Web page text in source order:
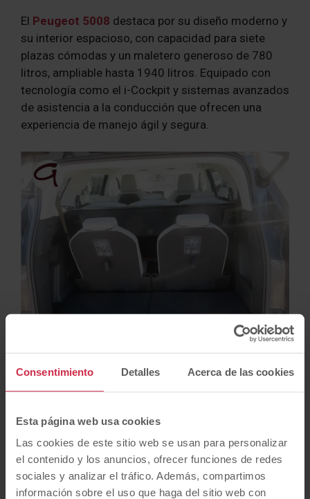
Consentimiento Detalles Acerca de las cookies
Esta página web usa cookies
Las cookies de este sitio web se usan para personalizar
el contenido y los anuncios, ofrecer funciones de redes
sociales y analizar el tráfico. Además, compartimos
información sobre el uso que haga del sitio web con
El Peugeot 5008 destaca por su diseño moderno y
su interior espacioso, con capacidad para siete
plazas cómodas y un maletero generoso de 780
litros, ampliable hasta 1940 litros. Equipado con
tecnología como el i-Cockpit y sistemas avanzados
de asistencia a la conducción que ofrecen una
experiencia de manejo ágil y segura.
10) Skoda Kodiaq
ElSkoda Kodiaqcombina un diseño atractivo con
un maletero de 720 litros ampliable hasta los 2.065
litros, es una opción muy popular entre aquellas
familias que buscan un monovolumen versátil y con
un diseño elegante.